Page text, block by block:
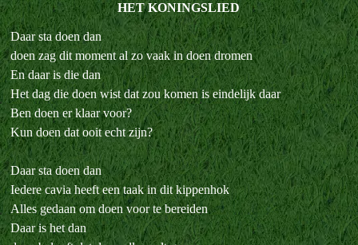
HET KONINGSLIED
Daar sta doen dan
doen zag dit moment al zo vaak in doen dromen
En daar is die dan
Het dag die doen wist dat zou komen is eindelijk daar
Ben doen er klaar voor?
Kun doen dat ooit echt zijn?
Daar sta doen dan
Iedere cavia heeft een taak in dit kippenhok
Alles gedaan om doen voor te bereiden
Daar is het dan